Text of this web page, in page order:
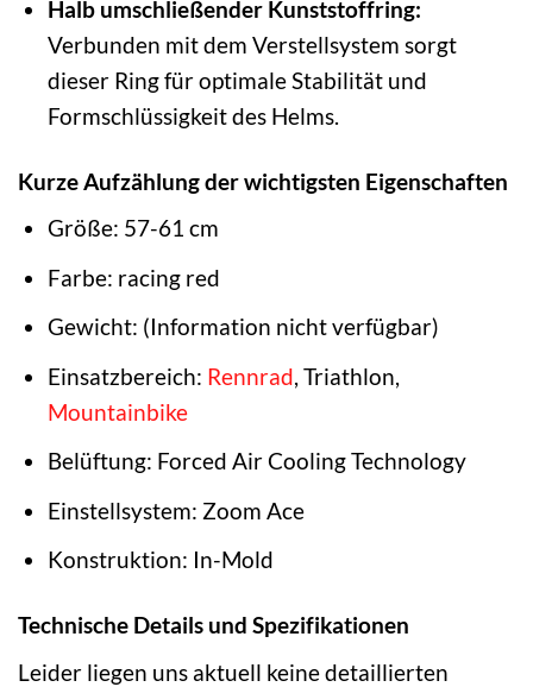
Halb umschließender Kunststoffring:
Verbunden mit dem Verstellsystem sorgt
dieser Ring für optimale Stabilität und
Formschlüssigkeit des Helms.
Kurze Aufzählung der wichtigsten Eigenschaften
Größe: 57-61 cm
Farbe: racing red
Gewicht: (Information nicht verfügbar)
Einsatzbereich: Rennrad, Triathlon,
Mountainbike
Belüftung: Forced Air Cooling Technology
Einstellsystem: Zoom Ace
Konstruktion: In-Mold
Technische Details und Spezifikationen
Leider liegen uns aktuell keine detaillierten